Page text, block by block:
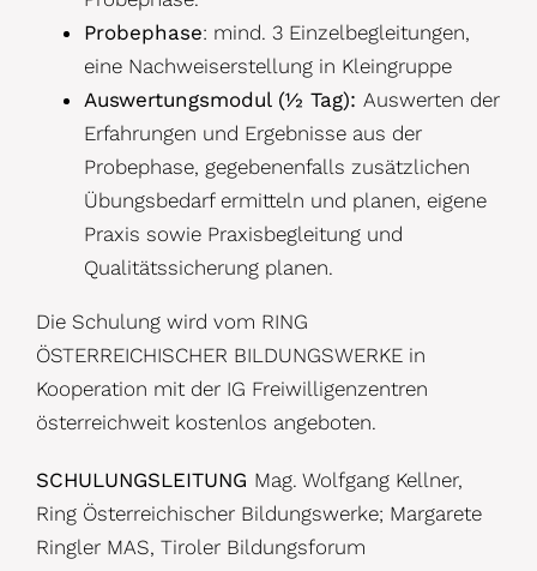
Probephase: mind. 3 Einzelbegleitungen,
eine Nachweiserstellung in Kleingruppe
Auswertungsmodul (½ Tag): Auswerten der
Erfahrungen und Ergebnisse aus der
Probephase, gegebenenfalls zusätzlichen
Übungsbedarf ermitteln und planen, eigene
Praxis sowie Praxisbegleitung und
Qualitätssicherung planen.
Die Schulung wird vom RING
ÖSTERREICHISCHER BILDUNGSWERKE in
Kooperation mit der IG Freiwilligenzentren
österreichweit kostenlos angeboten.
SCHULUNGSLEITUNG Mag. Wolfgang Kellner,
Ring Österreichischer Bildungswerke; Margarete
Ringler MAS, Tiroler Bildungsforum